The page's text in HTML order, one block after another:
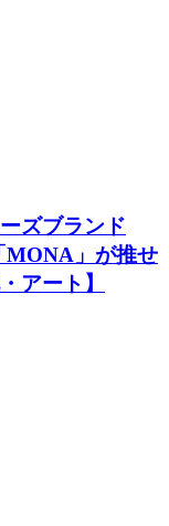
ズブランド
MONA」が推せ
アート】